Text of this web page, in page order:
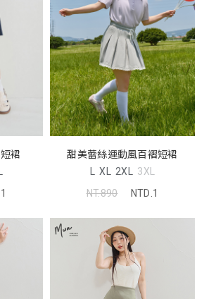
裙
甜美蕾絲運動風百褶短裙
L XL 2XL 3XL
NT.890
NTD.1